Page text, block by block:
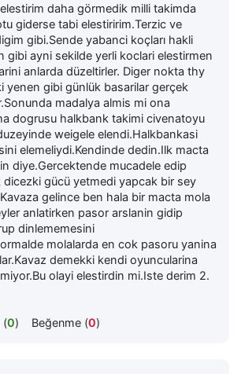
daha görmedik milli takimda
giderse tabi elestiririm.Terzic ve
gibi.Sende yabanci koçları hakli
gibi ayni sekilde yerli koclari elestirmen
anlarda düzeltirler. Diger nokta thy
yenen gibi günlük basarilar gerçek
madalya almis mi ona
dogrusu halkbank takimi civenatoyu
weigele elendi.Halkbankasi
elemeliydi.Kendinde dedin.Ilk macta
diye.Gercektende mucadele edip
gücü yetmedi yapcak bir sey
gelince ben hala bir macta mola
anlatirken pasor arslanin gidip
dinlememesini
molalarda en cok pasoru yanina
demekki kendi oyuncularina
olayi elestirdin mi.Iste derim 2.
(0) Beğenme (0)